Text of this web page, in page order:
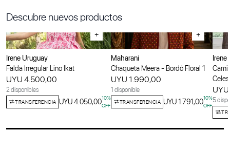
Descubre nuevos productos
+
Irene Uruguay
Falda Irregular Lino Ikat
UYU 4.500,00
2 disponibles
TRANSFERENCIA UYU 4.050,0010%
OFF
+
Maharani
Chaqueta Meera - Bordó Floral 1
UYU 1.990,00
1 disponible
TRANSFERENCIA UYU 1.791,0010%
OFF
Irene
5